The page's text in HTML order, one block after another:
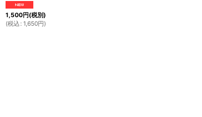
1,500円(税別)
(税込 : 1,650円)